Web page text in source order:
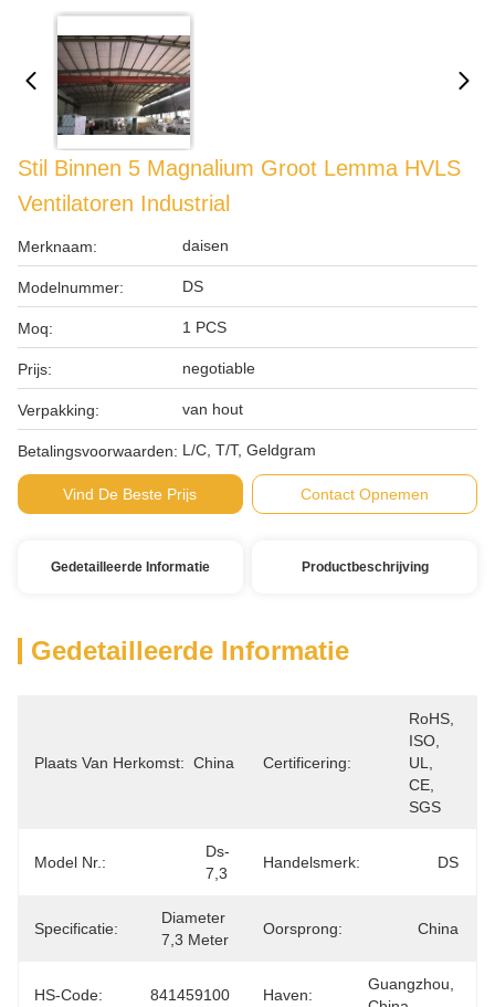
Stil Binnen 5 Magnalium Groot Lemma HVLS
Ventilatoren Industrial
Merknaam: daisen
Modelnummer: DS
Moq: 1 PCS
Prijs: negotiable
Verpakking: van hout
Betalingsvoorwaarden: L/C, T/T, Geldgram
Vind De Beste Prijs Contact Opnemen
Gedetailleerde Informatie Productbeschrijving
Gedetailleerde Informatie
Plaats Van Herkomst: China Certificering:
RoHS,
ISO,
UL,
CE,
SGS
Model Nr.:
Ds-
7,3
Handelsmerk: DS
Specificatie:
Diameter
7,3 Meter
Oorsprong: China
HS-Code: 841459100 Haven:
Guangzhou,